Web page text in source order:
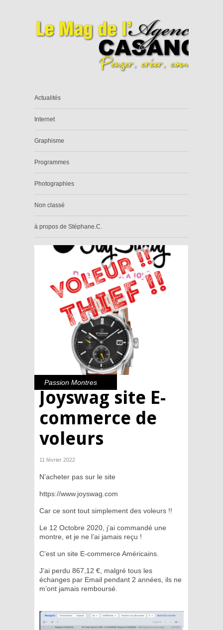
Actualités
Internet
Graphisme
Programmes
Photographies
Non classé
à propos de Stéphane.C.
Passion Montres
Joyswag site E-
commerce de
voleurs
11 février 2022
N’acheter pas sur le site
https://www.joyswag.com
Car ce sont tout simplement des voleurs !!
Le 12 Octobre 2020, j’ai commandé une
montre, et je ne l’ai jamais reçu !
C’est un site E-commerce Américains.
J’ai perdu 867,12 €, malgré tous les
échanges par Email pendant 2 années, ils ne
m’ont jamais remboursé.